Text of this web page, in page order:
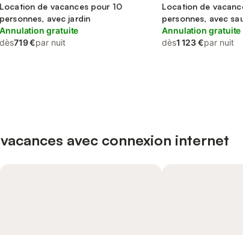
Courchevel
Location de vacances pour 10
personnes, avec jardin
Annulation gratuite
dès719 €par nuit
Location de
personnes, avec
Annulation gratuite
dès1 123 €par nuit
avec connexion internet